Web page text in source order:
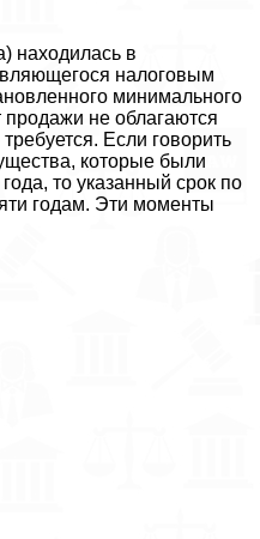
находилась в
налоговым
минимального
не облагаются
Если говорить
которые были
то указанный срок по
годам. Эти моменты